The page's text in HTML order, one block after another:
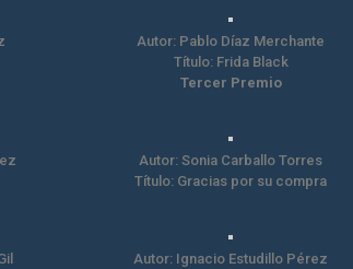
Autor: Pablo Díaz Merchante
Título: Frida Black
Tercer Premio
Autor: Sonia Carballo Torres
Título: Gracias por su compra
Autor: Ignacio Estudillo Pérez